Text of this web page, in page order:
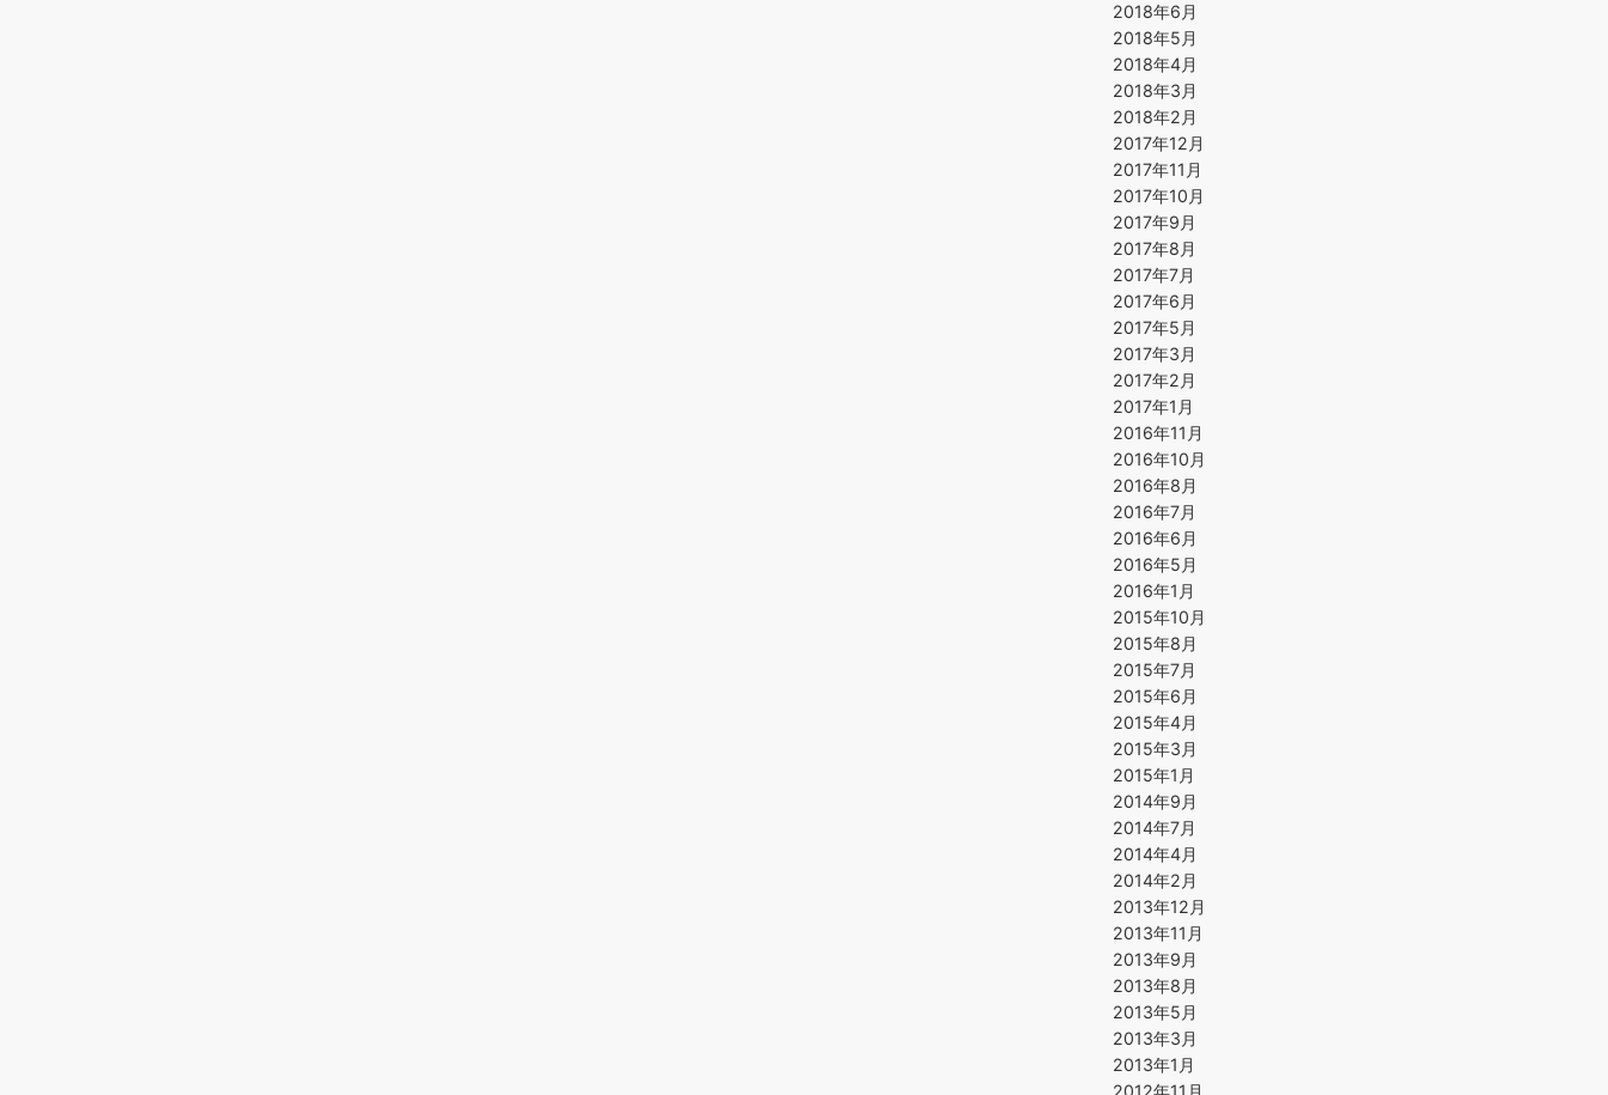
2018年6月
2018年5月
2018年4月
2018年3月
2018年2月
2017年12月
2017年11月
2017年10月
2017年9月
2017年8月
2017年7月
2017年6月
2017年5月
2017年3月
2017年2月
2017年1月
2016年11月
2016年10月
2016年8月
2016年7月
2016年6月
2016年5月
2016年1月
2015年10月
2015年8月
2015年7月
2015年6月
2015年4月
2015年3月
2015年1月
2014年9月
2014年7月
2014年4月
2014年2月
2013年12月
2013年11月
2013年9月
2013年8月
2013年5月
2013年3月
2013年1月
2012年11月